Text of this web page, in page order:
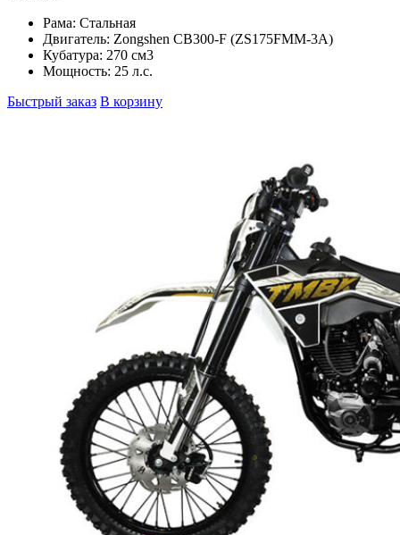
Рама: Стальная
Двигатель: Zongshen CB300-F (ZS175FMM-3A)
Кубатура: 270 см3
Мощность: 25 л.с.
Быстрый заказ В корзину